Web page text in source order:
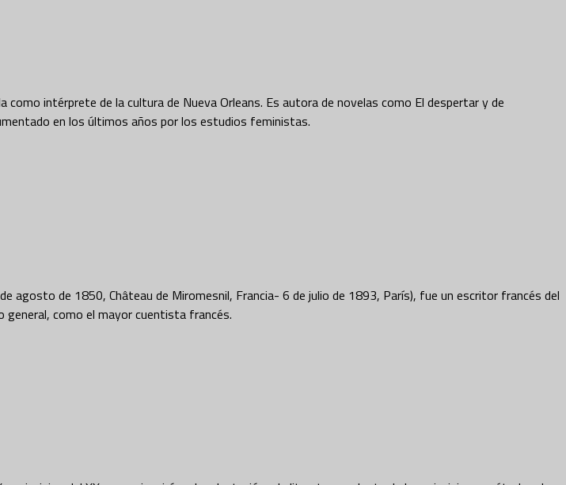
intérprete de la cultura de Nueva Orleans. Es autora de novelas como El despertar y de
en los últimos años por los estudios feministas.
de 1850, Château de Miromesnil, Francia- 6 de julio de 1893, París), fue un escritor francés del
como el mayor cuentista francés.